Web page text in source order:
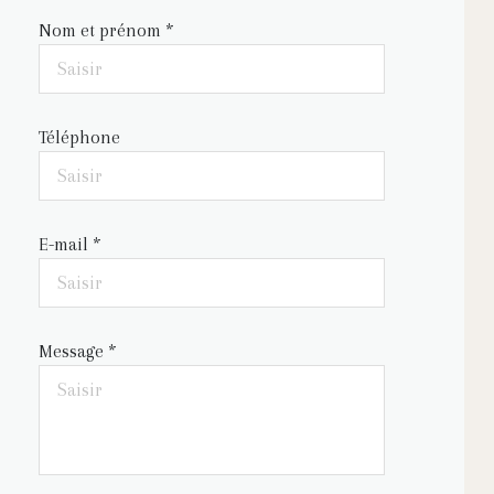
Nom et prénom *
Téléphone
E-mail *
Message *